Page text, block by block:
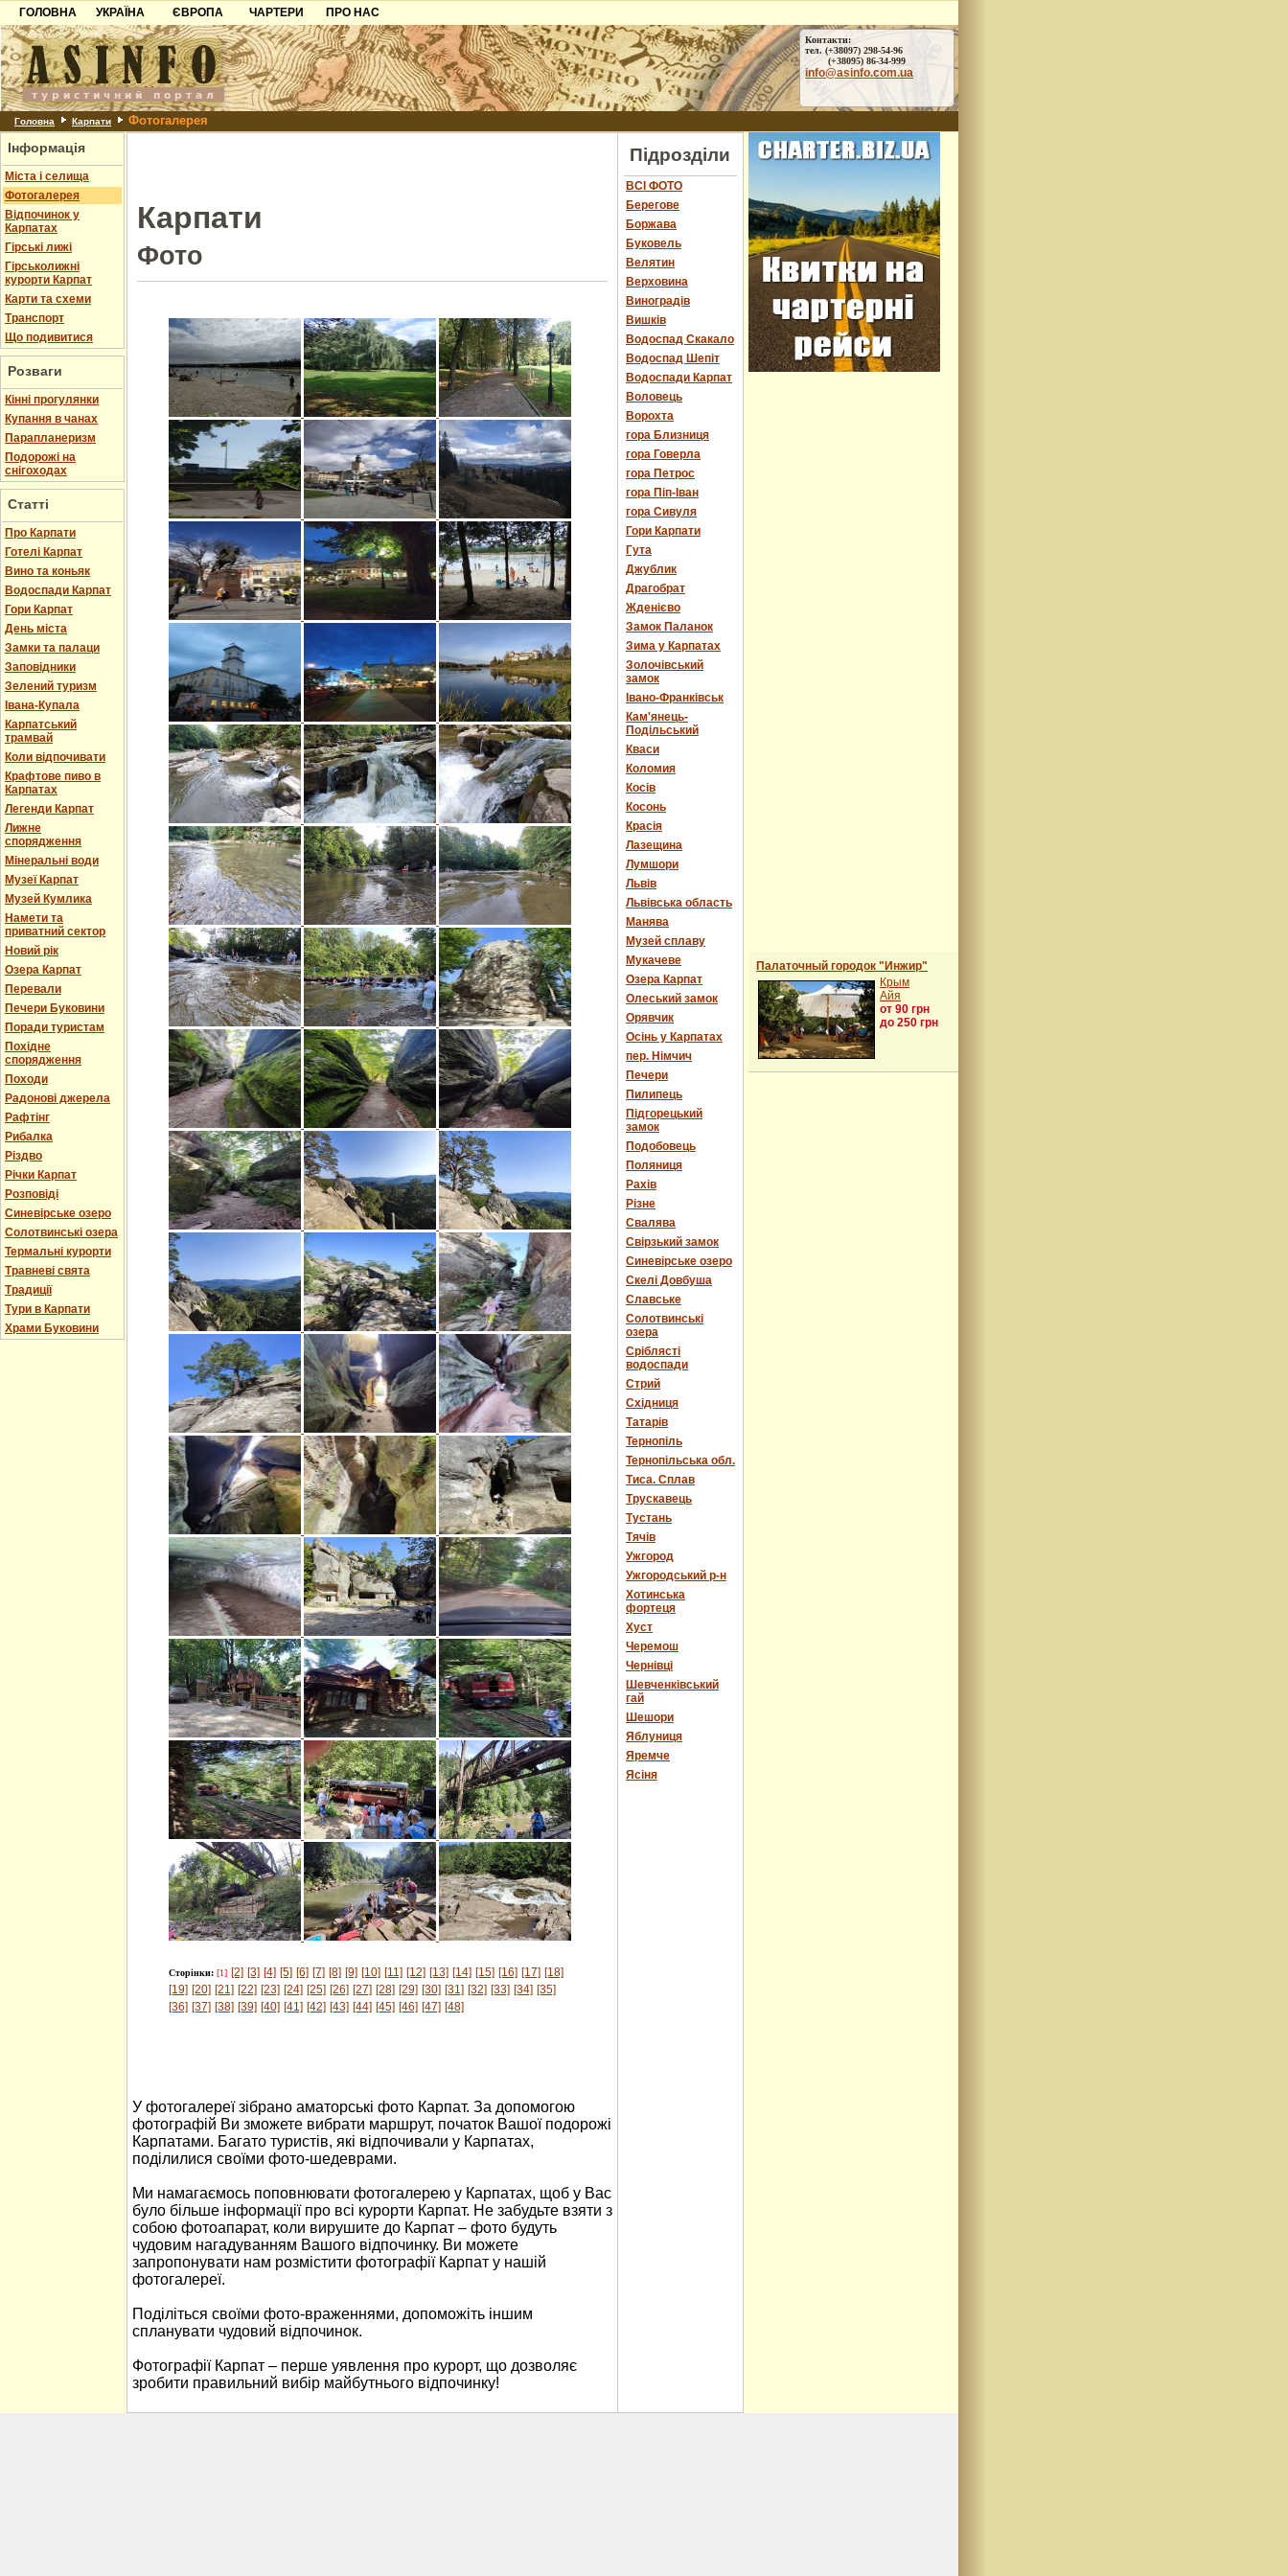
ГОЛОВНА
УКРАЇНА
Карпати
Азов
Причорноморря
Шацьк
ЄВРОПА
Чорногорія
Хорватія
Болгарія
Албанія
ЧАРТЕРИ
ПРО НАС
Контакти
Партнерам
Додати готель
Контакти:
тел. (+38097) 298-54-96
(+38095) 86-34-999
info@asinfo.com.ua
Головна Карпати Фотогалерея
Інформація
Міста і селища
Фотогалерея
Відпочинок у
Карпатах
Гірські лижі
Гірськолижні
курорти Карпат
Карти та схеми
Транспорт
Що подивитися
Розваги
Кінні прогулянки
Купання в чанах
Парапланеризм
Подорожі на
снігоходах
Статті
Про Карпати
Готелі Карпат
Вино та коньяк
Водоспади Карпат
Гори Карпат
День міста
Замки та палаци
Заповідники
Зелений туризм
Івана-Купала
Карпатський
трамвай
Коли відпочивати
Крафтове пиво в
Карпатах
Легенди Карпат
Лижне
спорядження
Мінеральні води
Музеї Карпат
Музей Кумлика
Намети та
приватний сектор
Новий рік
Озера Карпат
Перевали
Печери Буковини
Поради туристам
Похідне
спорядження
Походи
Радонові джерела
Рафтінг
Рибалка
Різдво
Річки Карпат
Розповіді
Синевірське озеро
Солотвинські озера
Термальні курорти
Травневі свята
Традиції
Тури в Карпати
Храми Буковини
Карпати
Фото
Сторінки: [1] [2] [3] [4] [5] [6] [7] [8] [9] [10] [11] [12] [13] [14] [15] [16] [17] [18]
[19] [20] [21] [22] [23] [24] [25] [26] [27] [28] [29] [30] [31] [32] [33] [34] [35]
[36] [37] [38] [39] [40] [41] [42] [43] [44] [45] [46] [47] [48]
У фотогалереї зібрано аматорські фото Карпат. За допомогою
фотографій Ви зможете вибрати маршрут, початок Вашої подорожі
Карпатами. Багато туристів, які відпочивали у Карпатах,
поділилися своїми фото-шедеврами.
Ми намагаємось поповнювати фотогалерею у Карпатах, щоб у Вас
було більше інформації про всі курорти Карпат. Не забудьте взяти з
собою фотоапарат, коли вирушите до Карпат – фото будуть
чудовим нагадуванням Вашого відпочинку. Ви можете
запропонувати нам розмістити фотографії Карпат у нашій
фотогалереї.
Поділіться своїми фото-враженнями, допоможіть іншим
спланувати чудовий відпочинок.
Фотографії Карпат – перше уявлення про курорт, що дозволяє
зробити правильний вибір майбутнього відпочинку!
Підрозділи
ВСІ ФОТО
Берегове
Боржава
Буковель
Велятин
Верховина
Виноградів
Вишків
Водоспад Скакало
Водоспад Шепіт
Водоспади Карпат
Воловець
Ворохта
гора Близниця
гора Говерла
гора Петрос
гора Піп-Іван
гора Сивуля
Гори Карпати
Гута
Джублик
Драгобрат
Жденієво
Замок Паланок
Зима у Карпатах
Золочівський
замок
Івано-Франківськ
Кам'янець-
Подільський
Кваси
Коломия
Косів
Косонь
Красія
Лазещина
Лумшори
Львів
Львівська область
Манява
Музей сплаву
Мукачеве
Озера Карпат
Олеський замок
Орявчик
Осінь у Карпатах
пер. Німчич
Печери
Пилипець
Підгорецький
замок
Подобовець
Поляниця
Рахів
Різне
Свалява
Свірзький замок
Синевірське озеро
Скелі Довбуша
Славське
Солотвинські
озера
Сріблясті
водоспади
Стрий
Східниця
Татарів
Тернопіль
Тернопільська обл.
Тиса. Сплав
Трускавець
Тустань
Тячів
Ужгород
Ужгородський р-н
Хотинська
фортеця
Хуст
Черемош
Чернівці
Шевченківський
гай
Шешори
Яблуниця
Яремче
Ясіня
Палаточный городок "Инжир"
Крым
Айя
от 90 грн
до 250 грн